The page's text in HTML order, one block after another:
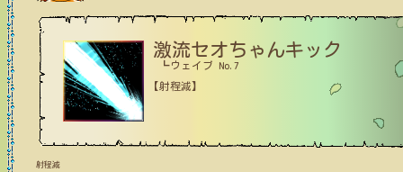
激流セオちゃんキック
┗ウェイブ No.7
【射程減】
射程減